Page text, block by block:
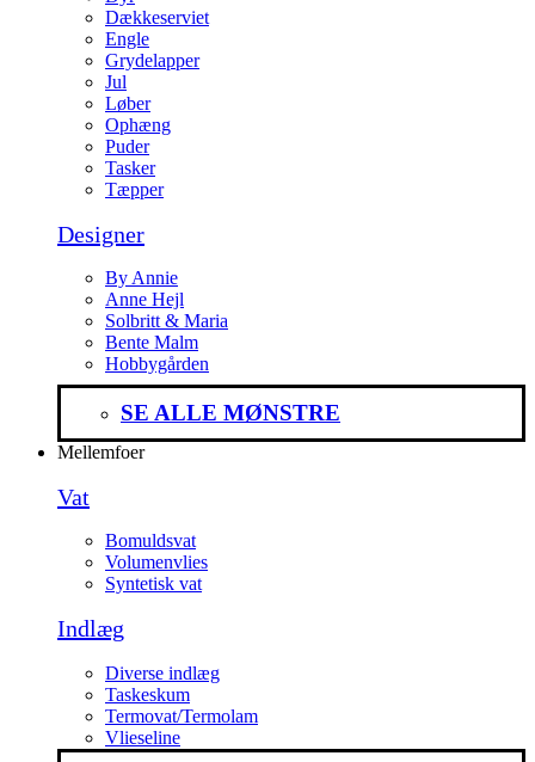
Dækkeserviet
Engle
Grydelapper
Jul
Løber
Ophæng
Puder
Tasker
Tæpper
Designer
By Annie
Anne Hejl
Solbritt & Maria
Bente Malm
Hobbygården
SE ALLE MØNSTRE
Mellemfoer
Vat
Bomuldsvat
Volumenvlies
Syntetisk vat
Indlæg
Diverse indlæg
Taskeskum
Termovat/Termolam
Vlieseline